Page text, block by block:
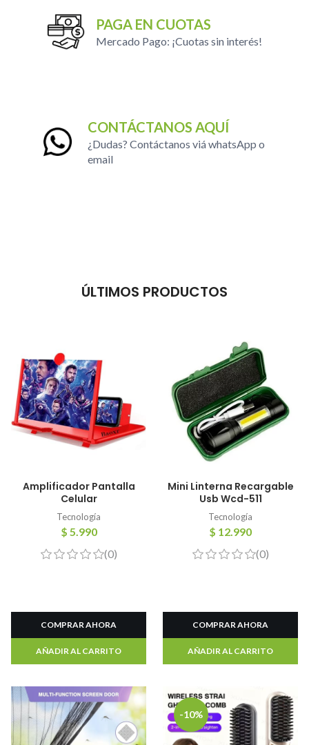
Bienestar Mascotas
PAGA EN CUOTAS
Mercado Pago: ¡Cuotas sin interés!
CONTÁCTANOS AQUÍ
¿Dudas? Contáctanos viá whatsApp o
email
ÚLTIMOS PRODUCTOS
Amplificador Pantalla
Celular
Tecnología
$ 5.990
(0)
COMPRAR AHORA
AÑADIR AL CARRITO
Mini Linterna Recargable
Usb Wcd-511
Tecnología
$ 12.990
(0)
COMPRAR AHORA
AÑADIR AL CARRITO
-10%